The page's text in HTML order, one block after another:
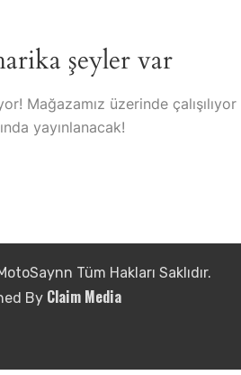
şeyler var
Mağazamız üzerinde çalışılıyor
yayınlanacak!
Tüm Hakları Saklıdır.
By Claim Media